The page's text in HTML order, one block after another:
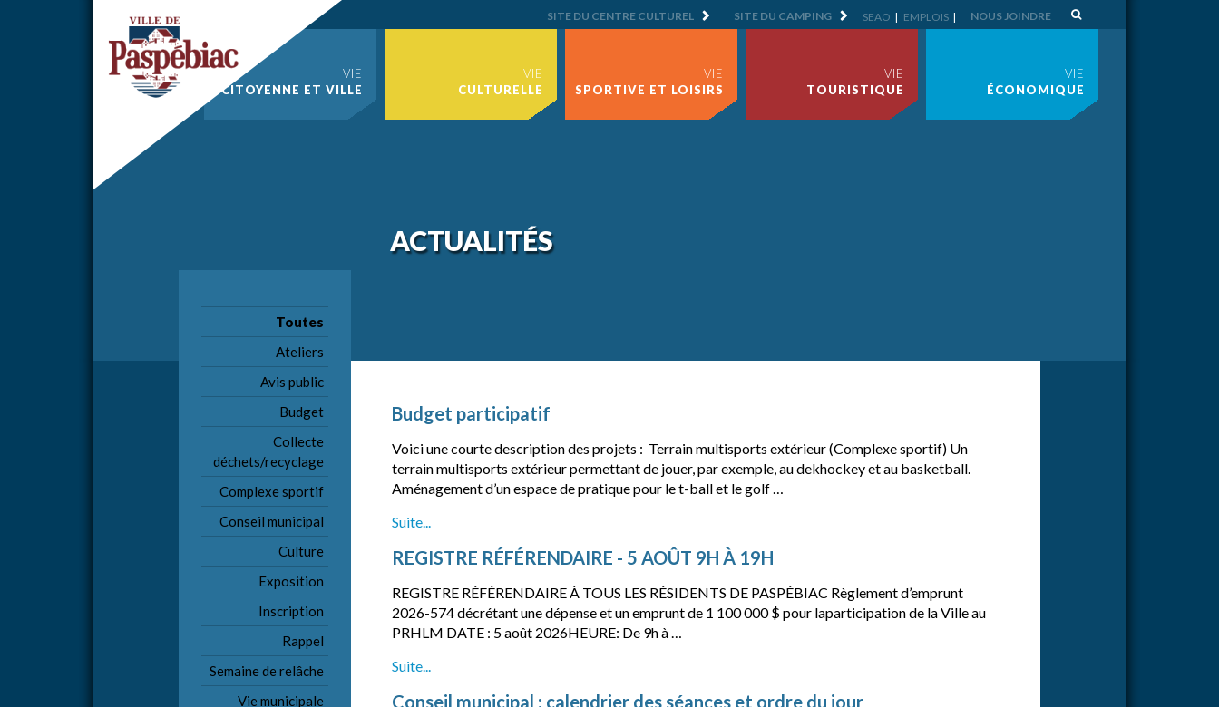
SITE DU CENTRE CULTUREL SITE DU CAMPING SEAO EMPLOIS NOUS JOINDRE
VIE
CITOYENNE ET VILLE
VIE
CULTURELLE
VIE
SPORTIVE ET LOISIRS
VIE
TOURISTIQUE
VIE
ÉCONOMIQUE
ACTUALITÉS
Toutes
Ateliers
Avis public
Budget
Collecte
déchets/recyclage
Complexe sportif
Conseil municipal
Culture
Exposition
Inscription
Rappel
Semaine de relâche
Vie municipale
Budget participatif
Voici une courte description des projets : Terrain multisports extérieur (Complexe sportif) Un
terrain multisports extérieur permettant de jouer, par exemple, au dekhockey et au basketball.
Aménagement d’un espace de pratique pour le t-ball et le golf …
Suite...
REGISTRE RÉFÉRENDAIRE - 5 AOÛT 9H À 19H
REGISTRE RÉFÉRENDAIRE À TOUS LES RÉSIDENTS DE PASPÉBIAC Règlement d’emprunt
2026-574 décrétant une dépense et un emprunt de 1 100 000 $ pour laparticipation de la Ville au
PRHLM DATE : 5 août 2026HEURE: De 9h à …
Suite...
Conseil municipal : calendrier des séances et ordre du jour